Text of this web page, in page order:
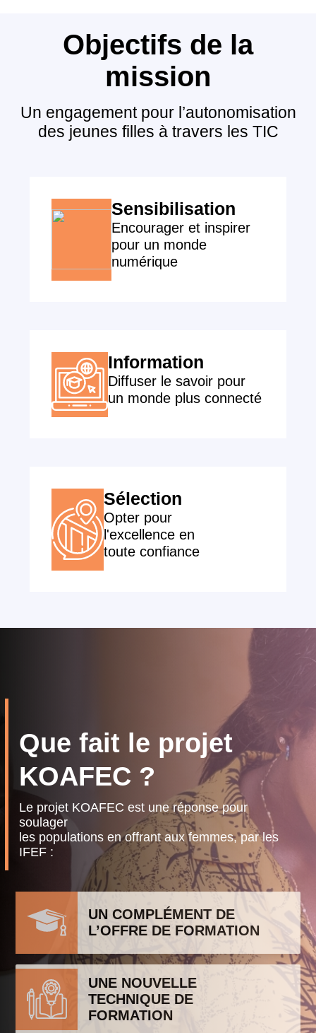
Objectifs de la
mission
Un engagement pour l’autonomisation
des jeunes filles à travers les TIC
Sensibilisation
Encourager et inspirer
pour un monde
numérique
Information
Diffuser le savoir pour
un monde plus connecté
Sélection
Opter pour
l'excellence en
toute confiance
Que fait le projet
KOAFEC ?
Le projet KOAFEC est une réponse pour
soulager
les populations en offrant aux femmes, par les
IFEF :
UN COMPLÉMENT DE
L’OFFRE DE FORMATION
UNE NOUVELLE
TECHNIQUE DE
FORMATION